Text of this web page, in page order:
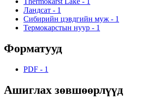
Ландсат - 1
Сибирийн цэвдгийн муж - 1
Термокарстын нуур - 1
Форматууд
PDF - 1
Ашиглах зөвшөөрлүүд